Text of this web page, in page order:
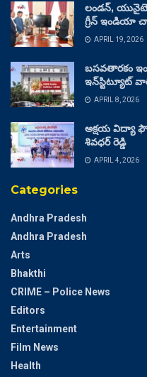
లండన్,
గ్రీన్ ఇండియా
APRIL 19, 2026
బసవతారకం
ఇన్‌స్టిట్యూట్
APRIL 8, 2026
అక్షయ విద్యా
శివధర్ రెడ్డి
APRIL 4, 2026
Categories
Andhra Pradesh
Andhra Pradesh
Arts
Bhakthi
CRIME – Police News
Editors
Entertainment
Film News
Health